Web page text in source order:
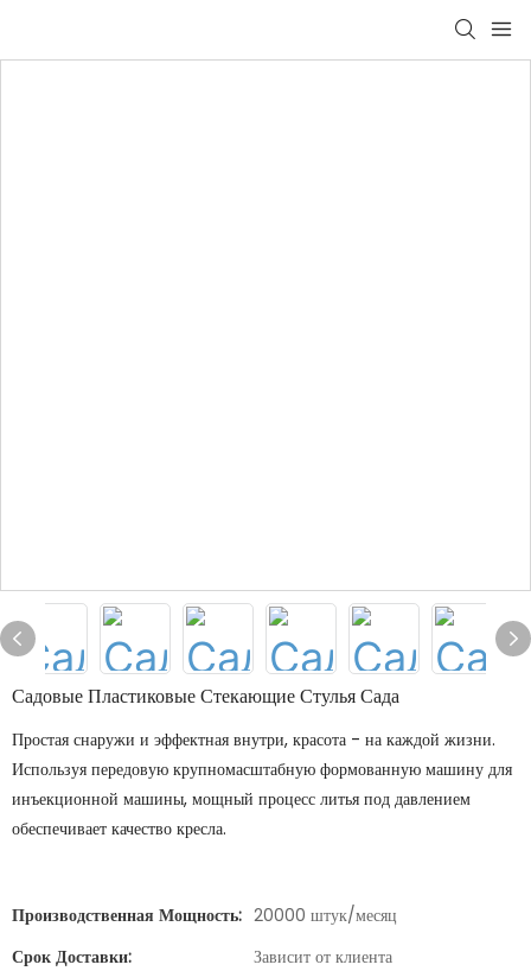
Садовые Пластиковые Стекающие Стулья Сада
Простая снаружи и эффектная внутри, красота - на каждой жизни.
Используя передовую крупномасштабную формованную машину для
инъекционной машины, мощный процесс литья под давлением
обеспечивает качество кресла.
Производственная Мощность: 20000 штук/месяц
Срок Доставки:
Зависит от клиента